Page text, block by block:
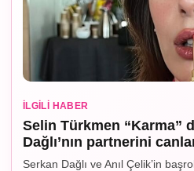
İLGILI HABER
Selin Türkmen “Karma”
Dağlı’nın partnerini
Serkan Dağlı ve Anıl Çelik’in